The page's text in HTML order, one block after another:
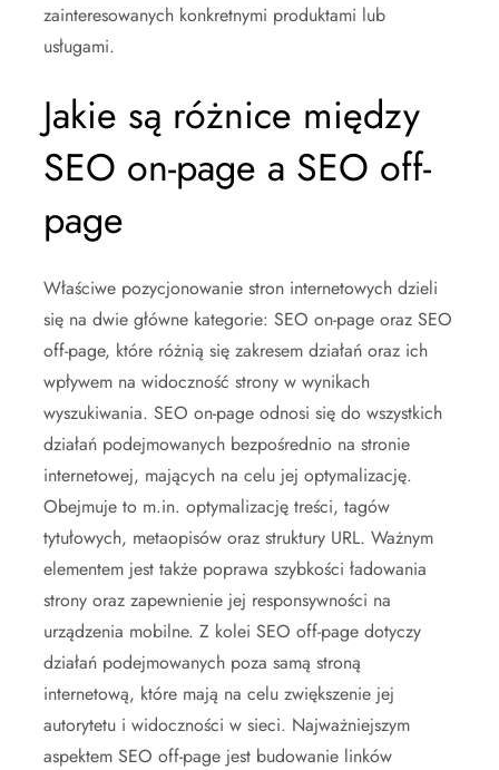
zainteresowanych konkretnymi produktami lub
usługami.
Jakie są różnice między
SEO on-page a SEO off-
page
Właściwe pozycjonowanie stron internetowych dzieli
się na dwie główne kategorie: SEO on-page oraz SEO
off-page, które różnią się zakresem działań oraz ich
wpływem na widoczność strony w wynikach
wyszukiwania. SEO on-page odnosi się do wszystkich
działań podejmowanych bezpośrednio na stronie
internetowej, mających na celu jej optymalizację.
Obejmuje to m.in. optymalizację treści, tagów
tytułowych, metaopisów oraz struktury URL. Ważnym
elementem jest także poprawa szybkości ładowania
strony oraz zapewnienie jej responsywności na
urządzenia mobilne. Z kolei SEO off-page dotyczy
działań podejmowanych poza samą stroną
internetową, które mają na celu zwiększenie jej
autorytetu i widoczności w sieci. Najważniejszym
aspektem SEO off-page jest budowanie linków